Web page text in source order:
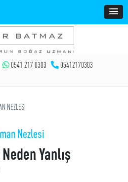
0541 217 0303 05412170303
NEZLESİ
Nezlesi
Yanlış